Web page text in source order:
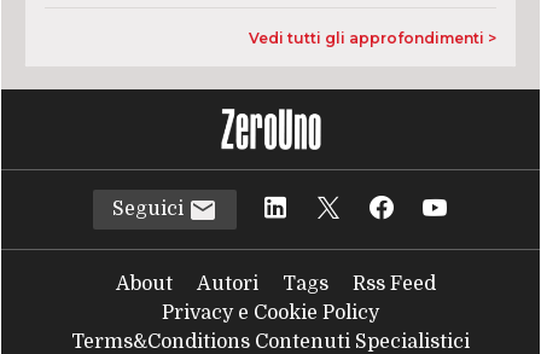
Vedi tutti gli approfondimenti >
Seguici
About Autori Tags
Rss Feed
Privacy e Cookie Policy
Terms&Conditions Contenuti Specialistici